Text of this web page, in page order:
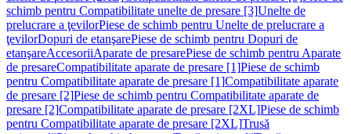
schimb pentru Compatibilitate unelte de presare [3]Unelte de
prelucrare a ţevilorPiese de schimb pentru Unelte de prelucrare a
ţevilorDopuri de etanşarePiese de schimb pentru Dopuri de
etanşareAccesoriiAparate de presarePiese de schimb pentru Aparate
de presareCompatibilitate aparate de presare [1]Piese de schimb
pentru Compatibilitate aparate de presare [1]Compatibilitate aparate
de presare [2]Piese de schimb pentru Compatibilitate aparate de
presare [2]Compatibilitate aparate de presare [2XL]Piese de schimb
pentru Compatibilitate aparate de presare [2XL]Trusă